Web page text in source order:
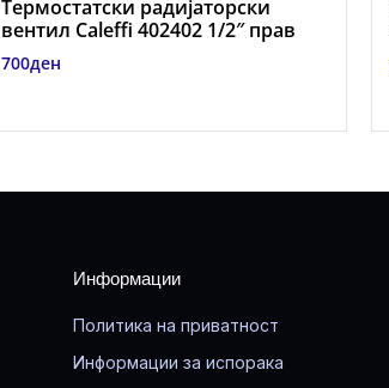
Термостатски радијаторски
вентил Caleffi 402402 1/2″ прав
700ден
Информации
Политика на приватност
Информации за испорака